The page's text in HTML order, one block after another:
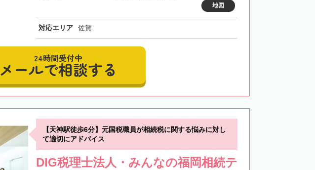
地図
対応エリア 佐賀
24時間受付中
メールで相談する
【天神駅徒歩6分】元国税職員が相続税に関する悩みに対し
て適切にアドバイス
DIG税理士法人・みんなの福岡相続テ